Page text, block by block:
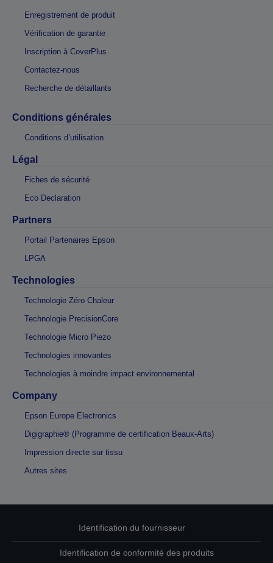
Enregistrement de produit
Vérification de garantie
Inscription à CoverPlus
Contactez-nous
Recherche de détaillants
Conditions générales
Conditions d’utilisation
Légal
Fiches de sécurité
Eco Declaration
Partners
Portail Partenaires Epson
LPGA
Technologies
Technologie Zéro Chaleur
Technologie PrecisionCore
Technologie Micro Piezo
Technologies innovantes
Technologies à moindre impact environnemental
Company
Epson Europe Electronics
Digigraphie® (Programme de certification Beaux-Arts)
Impression directe sur tissu
Autres sites
Identification du fournisseur
Identification de conformité des produits